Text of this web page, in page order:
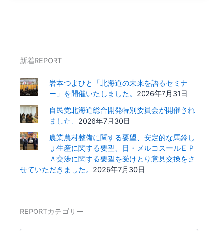
新着REPORT
岩本つよひと「北海道の未来を語るセミナ
ー」を開催いたしました。
2026年7月31日
自民党北海道総合開発特別委員会が開催され
ました。
2026年7月30日
農業農村整備に関する要望、安定的な馬鈴し
ょ生産に関する要望、日・メルコスールＥＰ
Ａ交渉に関する要望を受けとり意見交換をさ
せていただきました。 2026年7月30日
REPORTカテゴリー